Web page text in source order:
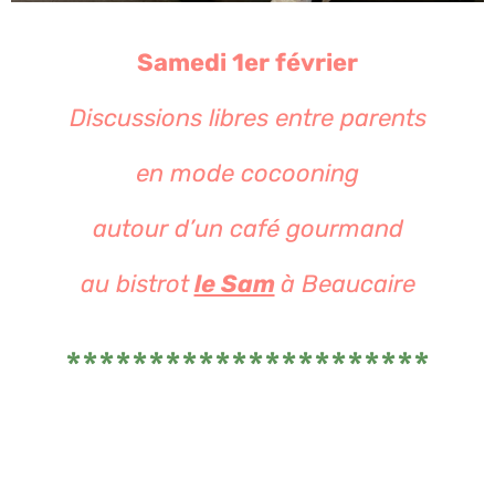
Samedi 1er février
Discussions libres entre parents
en mode cocooning
autour d’un café gourmand
au bistrot le Sam à Beaucaire
**********************